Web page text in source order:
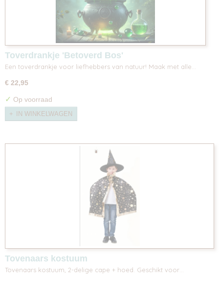
Toverdrankje 'Betoverd Bos'
Een toverdrankje voor liefhebbers van natuur! Maak met alle…
€ 22,95
✓ Op voorraad
IN WINKELWAGEN
Tovenaars kostuum
Tovenaars kostuum, 2-delige cape + hoed. Geschikt voor…